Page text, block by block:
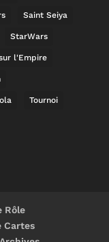
Saint Seiya
StarWars
l'Empire
Tournoi
Rôle
Cartes